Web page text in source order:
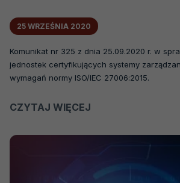
25 WRZEŚNIA 2020
Komunikat nr 325 z dnia 25.09.2020 r. w
jednostek certyfikujących systemy
wymagań normy ISO/IEC 27006:2015.
CZYTAJ WIĘCEJ